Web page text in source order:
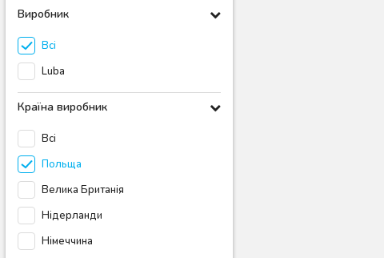
Виробник
Всі
Luba
Країна виробник
Всі
Польща
Велика Британія
Нідерланди
Німеччина